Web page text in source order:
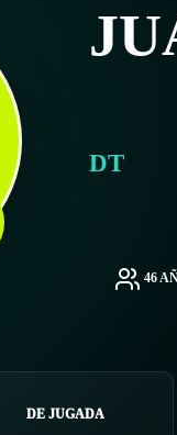
DT
46
DE JUGADA